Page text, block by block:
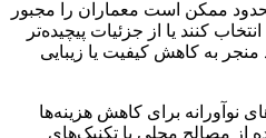
ممکن است معماران را مجبور
کنند یا از جزئیات پیچیده‌تر
منجر به کاهش کیفیت یا زیبایی
نوآورانه برای کاهش هزینه‌ها
از مصالح محلی یا تکنیک‌های